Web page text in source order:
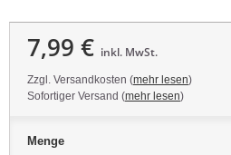
7,99 € inkl. MwSt.
Zzgl. Versandkosten (mehr lesen)
Sofortiger Versand (mehr lesen)
Menge